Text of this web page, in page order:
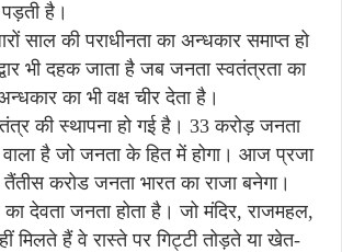
है।
साल की पराधीनता का अन्धकार समाप्त हो
भी दहक जाता है जब जनता स्वतंत्रता का
का भी वक्ष चीर देता है।
की स्थापना हो गई है। 33 करोड़ जनता
है जो जनता के हित में होगा। आज प्रजा
करोड जनता भारत का राजा बनेगा।
देवता जनता होता है। जो मंदिर, राजमहल,
मिलते हैं वे रास्ते पर गिट्टी तोड़ते या खेत-